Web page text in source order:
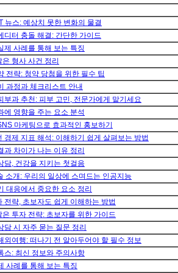
뉴스: 예상치 못한 변화의 물결
디터 충돌 해결: 간단한 가이드
제 사례를 통해 보는 특징
형사 사건 정리
전략: 청약 당첨을 위한 필수 팁
과정과 체크리스트 안내
부과 추천: 피부 고민, 전문가에게 맡기세요
에 영향을 주는 요소 분석
마케팅으로 효과적인 홍보하기
경제 지표 해석: 이해하기 쉽게 살펴보는 방법
과 차이가 나는 이유 정리
담, 건강을 지키는 첫걸음
소개: 우리의 일상에 스며드는 인공지능
대응에서 중요한 요소 정리
전략, 초보자도 쉽게 이해하는 방법
투자 전략: 초보자를 위한 가이드
담 시 자주 묻는 질문 정리
외여행: 떠나기 전 알아두어야 할 필수 정보
스: 최신 정보와 주의사항
사례를 통해 보는 특징